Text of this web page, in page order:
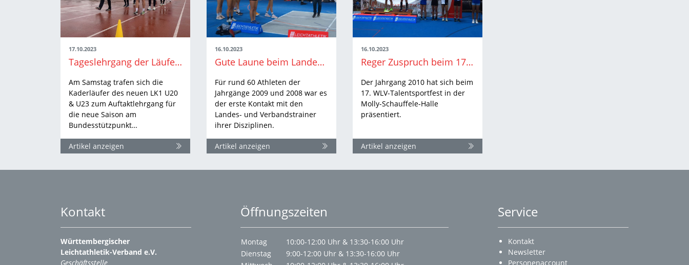
17.10.2023
Tageslehrgang der Läufer in Stuttgart
Am Samstag trafen sich die
Kaderläufer des neuen LK1 U20
& U23 zum Auftaktlehrgang für
die neue Saison am
Bundesstützpunkt…
Artikel anzeigen
16.10.2023
Gute Laune beim Landeskader-Auftakt
Für rund 60 Athleten der
Jahrgänge 2009 und 2008 war es
der erste Kontakt mit den
Landes- und Verbandstrainer
ihrer Disziplinen.
Artikel anzeigen
16.10.2023
Reger Zuspruch beim 17. WLV-Talentsportfest
Der Jahrgang 2010 hat sich beim
17. WLV-Talentsportfest in der
Molly-Schauffele-Halle
präsentiert.
Artikel anzeigen
Kontakt
Württembergischer
Leichtathletik-Verband e.V.
Geschäftsstelle
Öffnungszeiten
Montag
10:00-12:00 Uhr & 13:30-16:00 Uhr
Dienstag
9:00-12:00 Uhr & 13:30-16:00 Uhr
Service
Kontakt
Newsletter
Personenaccount